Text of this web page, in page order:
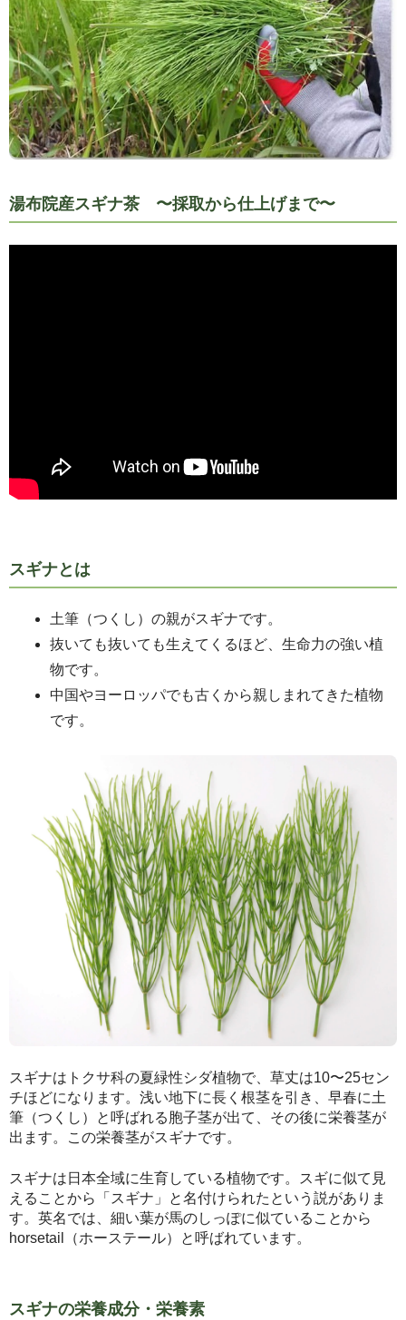
湯布院産スギナ茶 〜採取から仕上げまで〜
スギナとは
土筆（つくし）の親がスギナです。
抜いても抜いても生えてくるほど、生命力の強い植
物です。
中国やヨーロッパでも古くから親しまれてきた植物
です。
スギナはトクサ科の夏緑性シダ植物で、草丈は10〜25セン
チほどになります。浅い地下に長く根茎を引き、早春に土
筆（つくし）と呼ばれる胞子茎が出て、その後に栄養茎が
出ます。この栄養茎がスギナです。
スギナは日本全域に生育している植物です。スギに似て見
えることから「スギナ」と名付けられたという説がありま
す。英名では、細い葉が馬のしっぽに似ていることから
horsetail（ホーステール）と呼ばれています。
スギナの栄養成分・栄養素